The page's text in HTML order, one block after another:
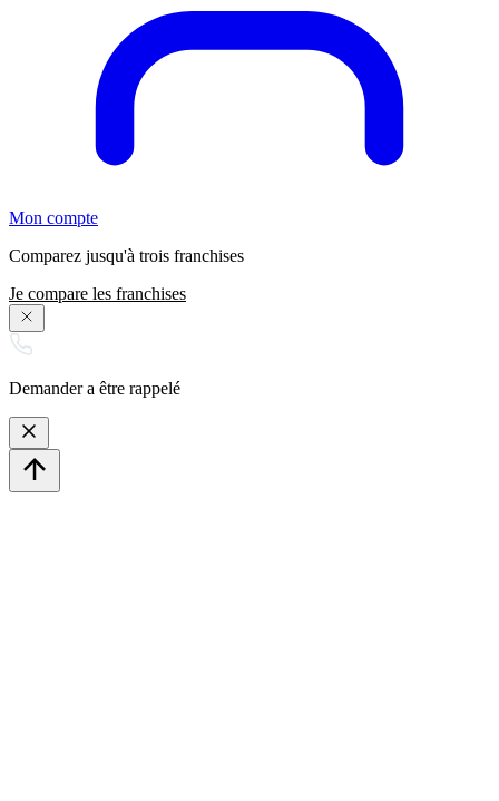
Mon compte
Comparez jusqu'à trois franchises
Je compare les franchises
Demander a être rappelé